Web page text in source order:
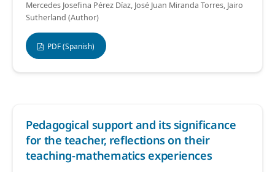
Mercedes Josefina Pérez Díaz, José Juan Miranda Torres, Jairo
Sutherland (Author)
PDF (Spanish)
Pedagogical support and its significance
for the teacher, reflections on their
teaching-mathematics experiences